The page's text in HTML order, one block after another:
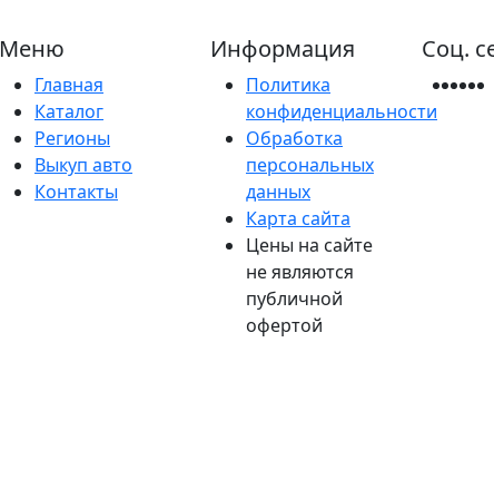
Меню
Главная
Каталог
Регионы
Выкуп авто
Контакты
Информация
Политика
конфиденциальности
Обработка
персональных
данных
Карта сайта
Цены на сайте
не являются
публичной
офертой
Соц.